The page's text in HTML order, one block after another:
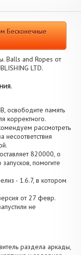
Бесконечные
Balls and Ropes от
LTD.
освободите память
корректного.
рассмотреть
несоответствия
820000, о
помогите
- 1.6.7, в котором
от 27 февр.
не
раздела аркады,